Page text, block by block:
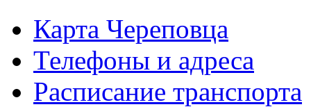
Карта Череповца
Телефоны и адреса
Расписание транспорта